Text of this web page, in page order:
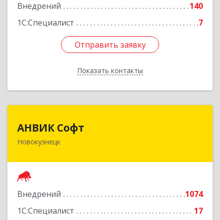
Внедрений
140
1С:Специалист
7
Отправить заявку
Показать контакты
Отправить заявку
Назад
АНВИК Софт
Новокузнецк
Внедрений
1074
1С:Специалист
17
654079, Кемеровская область - Кузбасс,